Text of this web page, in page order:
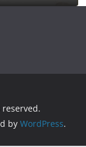
by WordPress.